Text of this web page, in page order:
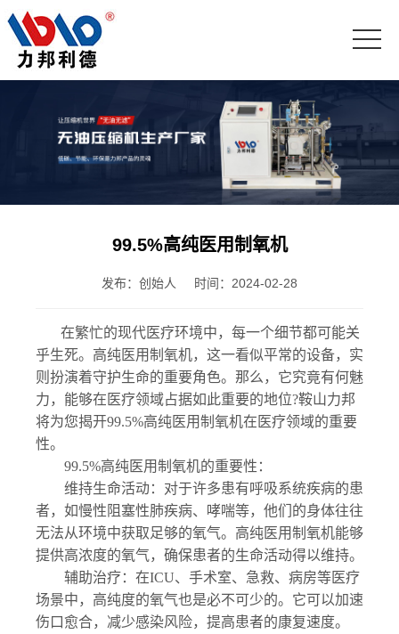
99.5%高纯医用制氧机
发布：创始人 时间：2024-02-28
在繁忙的现代医疗环境中，每一个细节都可能关
乎生死。高纯医用制氧机，这一看似平常的设备，实
则扮演着守护生命的重要角色。那么，它究竟有何魅
力，能够在医疗领域占据如此重要的地位?鞍山力邦
将为您揭开99.5%高纯医用制氧机在医疗领域的重要
性。
99.5%高纯医用制氧机的重要性：
维持生命活动：对于许多患有呼吸系统疾病的患
者，如慢性阻塞性肺疾病、哮喘等，他们的身体往往
无法从环境中获取足够的氧气。高纯医用制氧机能够
提供高浓度的氧气，确保患者的生命活动得以维持。
辅助治疗：在ICU、手术室、急救、病房等医疗
场景中，高纯度的氧气也是必不可少的。它可以加速
伤口愈合，减少感染风险，提高患者的康复速度。